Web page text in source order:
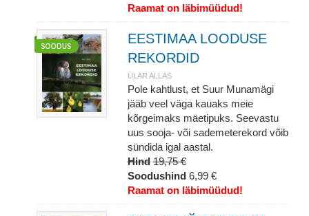
Raamat on läbimüüdud!
EESTIMAA LOODUSE
REKORDID
ÜLAR ALLAS
Pole kahtlust, et Suur Munamägi
jääb veel väga kauaks meie
kõrgeimaks mäetipuks. Seevastu
uus sooja- või sademeterekord võib
sündida igal aastal.
Hind 19,75 €
Soodushind 6,99 €
Raamat on läbimüüdud!